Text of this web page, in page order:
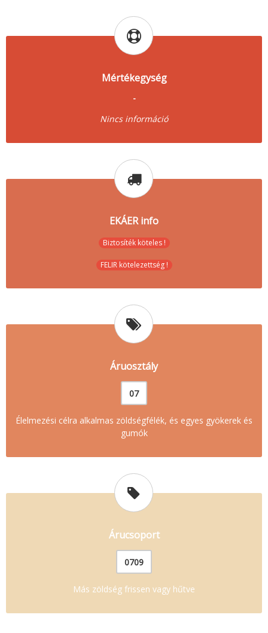
Mértékegység
-
Nincs információ
EKÁER info
Biztosíték köteles !
FELIR kötelezettség !
Áruosztály
07
Élelmezési célra alkalmas zöldségfélék, és egyes gyökerek és
gumók
Árucsoport
0709
Más zöldség frissen vagy hűtve